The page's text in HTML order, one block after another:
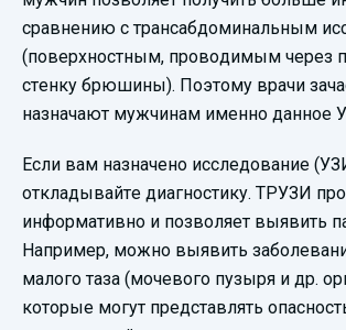
сравнению с трансабдоминальным
(поверхностным, проводимым через
стенку брюшины). Поэтому врачи
назначают мужчинам именно данное
Если вам назначено исследование
откладывайте диагностику. ТРУЗИ
информативно и позволяет выявить
Например, можно выявить
малого таза (мочевого пузыря и др.
которые могут представлять